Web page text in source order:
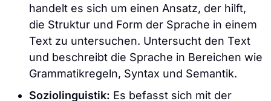
handelt es sich um einen Ansatz, der hilft,
die Struktur und Form der Sprache in einem
Text zu untersuchen. Untersucht den Text
und beschreibt die Sprache in Bereichen wie
Grammatikregeln, Syntax und Semantik.
Soziolinguistik: Es befasst sich mit der